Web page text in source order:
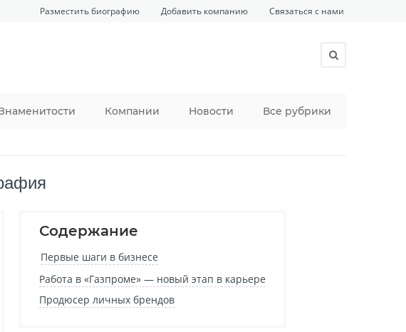
Разместить биографию Добавить компанию Связаться с нами
Компании Новости Все рубрики
Содержание
Первые шаги в бизнесе
Работа в «Газпроме» — новый этап в карьере
Продюсер личных брендов